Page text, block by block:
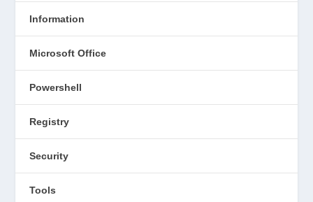
Information
Microsoft Office
Powershell
Registry
Security
Tools